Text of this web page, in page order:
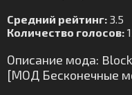
Средний рейтинг: 3.5
Количество голосов:
Описание мода:
[МОД Бесконечные